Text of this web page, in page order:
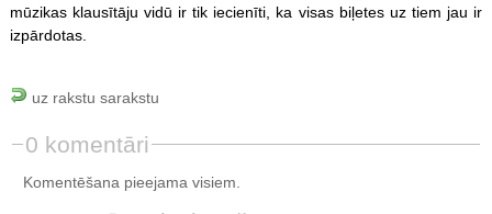
mūzikas klausītāju vidū ir tik iecienīti, ka visas biļetes uz tiem jau ir
izpārdotas.
uz rakstu sarakstu
0 komentāri
Komentēšana pieejama visiem.